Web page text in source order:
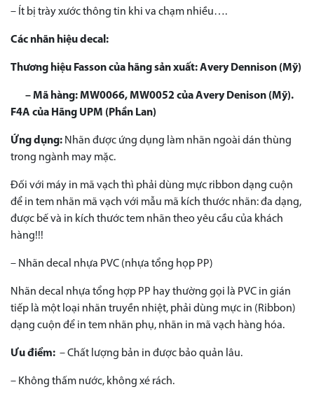
– Ít bị trày xước thông tin khi va chạm nhiều….
Các nhãn hiệu decal:
Thương hiệu Fasson của hãng sản xuất:Avery Dennison (Mỹ)
– Mã hàng:MW0066, MW0052 của Avery Denison (Mỹ).
F4A của Hãng UPM (Phần Lan)
Ứng dụng: Nhãn được ứng dụng làm nhãn ngoài dán thùng
trong ngành may mặc.
Đối với máy in mã vạch thì phải dùng mực ribbon dạng cuộn
để in tem nhãn mã vạch với mẫu mã kích thước nhãn: đa dạng,
được bế và in kích thước tem nhãn theo yêu cầu của khách
hàng!!!
– Nhãn decal nhựa PVC (nhựa tổng họp PP)
Nhãn decal nhựa tổng hợp PP hay thường gọi là PVC in gián
tiếp là một loại nhãn truyền nhiệt, phải dùng mực in (Ribbon)
dạng cuộn để in tem nhãn phụ, nhãn in mã vạch hàng hóa.
Ưu điểm: – Chất lượng bản in được bảo quản lâu.
– Không thấm nước, không xé rách.